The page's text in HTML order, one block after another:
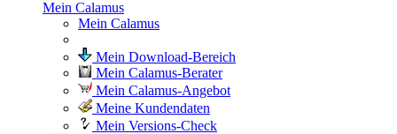
Mein Calamus
Mein Calamus
Mein Download-Bereich
Mein Calamus-Berater
Mein Calamus-Angebot
Meine Kundendaten
Mein Versions-Check